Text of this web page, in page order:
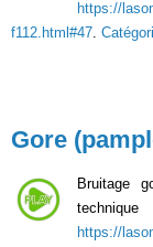
https://
f112.html#47
Gore
Bruitage
https://